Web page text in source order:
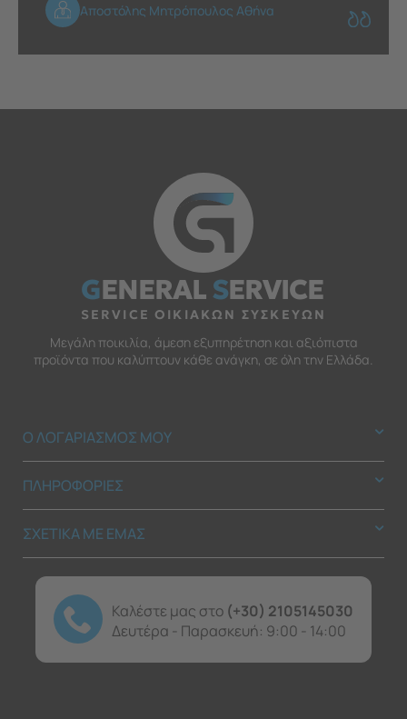
Αποστόλης Μητρόπουλος Αθήνα
GENERALSERVICE
SERVICE ΟΙΚΙΑΚΩΝ ΣΥΣΚΕΥΩΝ
Μεγάλη ποικιλία, άμεση εξυπηρέτηση και αξιόπιστα
προϊόντα που καλύπτουν κάθε ανάγκη, σε όλη την Ελλάδα.
Ο ΛΟΓΑΡΙΑΣΜΟΣ ΜΟΥ
ΠΛΗΡΟΦΟΡΙΕΣ
ΣΧΕΤΙΚΑ ΜΕ ΕΜΑΣ
Καλέστε μας στο (+30) 2105145030
Δευτέρα - Παρασκευή: 9:00 - 14:00